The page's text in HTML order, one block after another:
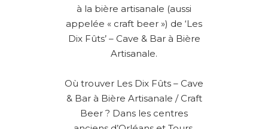
à la bière artisanale (aussi
appelée « craft beer ») de ‘Les
Dix Fûts’ – Cave & Bar à Bière
Artisanale.
Où trouver Les Dix Fûts – Cave
& Bar à Bière Artisanale / Craft
Beer ? Dans les centres